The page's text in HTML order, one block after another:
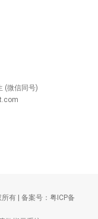
(微信同号)
所有 | 备案号： 粤ICP备